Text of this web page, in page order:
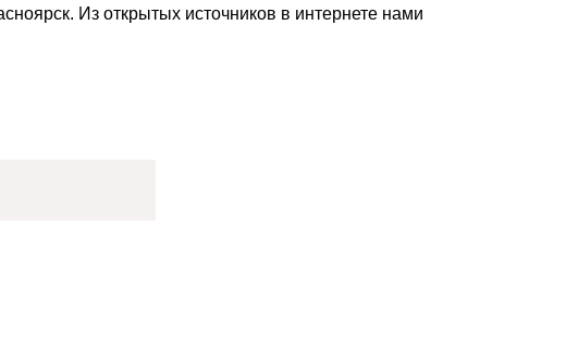
Из открытых источников в интернете нами